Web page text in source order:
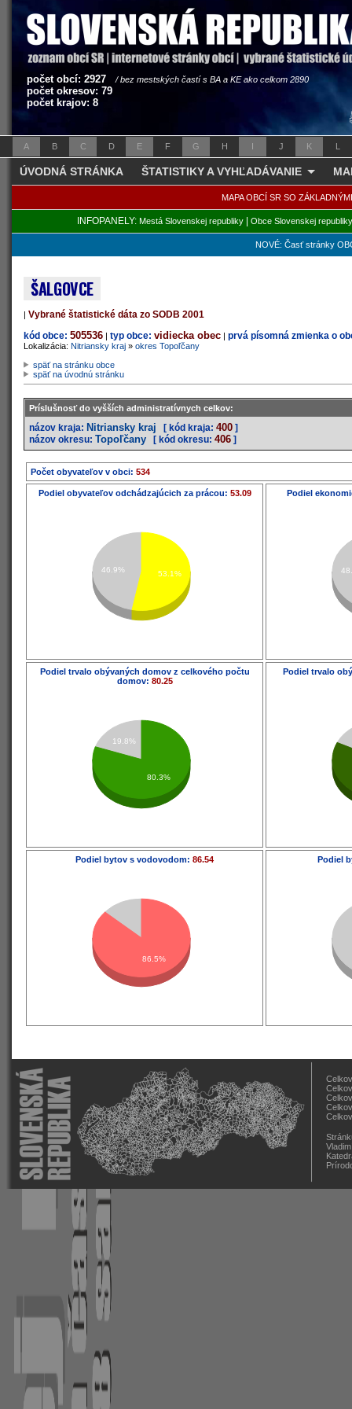
počet obcí: 2927 / bez mestských častí s BA a KE ako celkom 2890
počet okresov: 79
počet krajov: 8
A B C D E F G H I J K L
ÚVODNÁ STRÁNKA ŠTATISTIKY A VYHĽADÁVANIE
MAPA OBCÍ SR SO
INFOPANELY: Mestá Slovenskej republiky| Obce Slovenskej republiky
NOVÉ: Časť stránky
ŠALGOVCE
| Vybrané štatistické dáta zo SODB 2001
kód obce: 505536 | typ obce: vidiecka obec | prvá písomná zmienka o
Lokalizácia: Nitriansky kraj » okres Topoľčany
späť na stránku obce
späť na úvodnú stránku
Príslušnosť do vyšších administratívnych celkov:
názov kraja: Nitriansky kraj [ kód kraja: 400 ]
názov okresu: Topoľčany [ kód okresu: 406 ]
Počet obyvateľov v obci: 534
Podiel obyvateľov odchádzajúcich za prácou: 53.09
46.9% 53.1%
Podiel
Podiel trvalo obývaných domov z celkového počtu
domov: 80.25
19.8%
80.3%
Podiel trvalo
Podiel bytov s vodovodom: 86.54
86.5%
Podiel